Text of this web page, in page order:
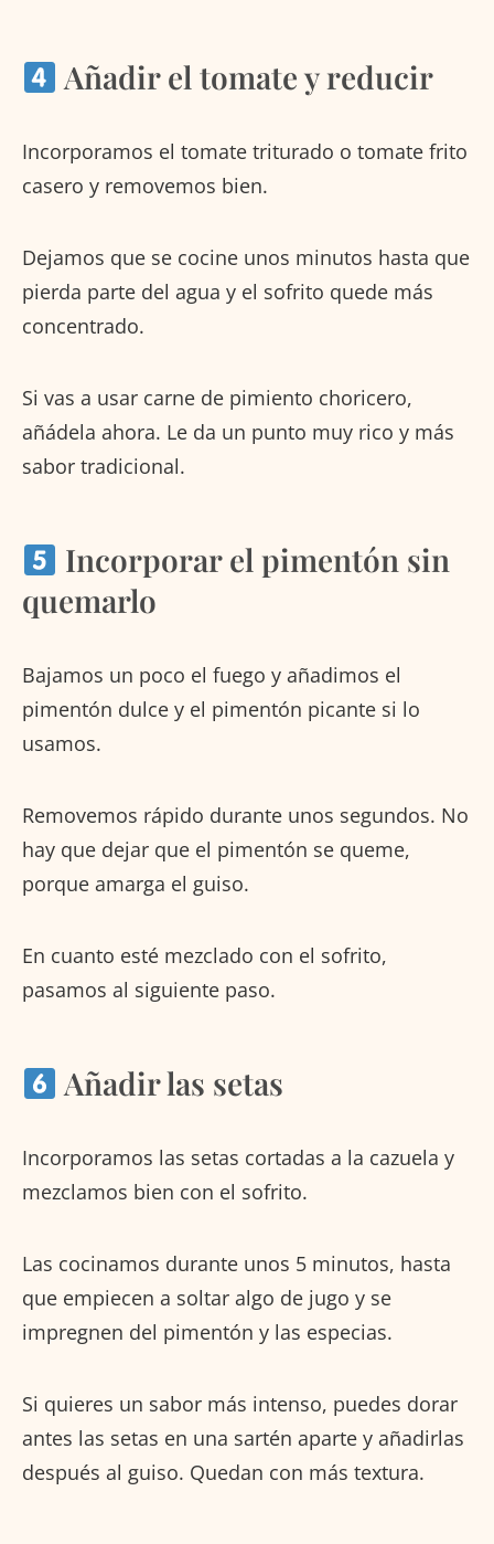
Añadir el tomate y reducir
Incorporamos el tomate triturado o tomate frito
casero y removemos bien.
Dejamos que se cocine unos minutos hasta que
pierda parte del agua y el sofrito quede más
concentrado.
Si vas a usar carne de pimiento choricero,
añádela ahora. Le da un punto muy rico y más
sabor tradicional.
Incorporar el pimentón sin
quemarlo
Bajamos un poco el fuego y añadimos el
pimentón dulce y el pimentón picante si lo
usamos.
Removemos rápido durante unos segundos. No
hay que dejar que el pimentón se queme,
porque amarga el guiso.
En cuanto esté mezclado con el sofrito,
pasamos al siguiente paso.
Añadir las setas
Incorporamos las setas cortadas a la cazuela y
mezclamos bien con el sofrito.
Las cocinamos durante unos 5 minutos, hasta
que empiecen a soltar algo de jugo y se
impregnen del pimentón y las especias.
Si quieres un sabor más intenso, puedes dorar
antes las setas en una sartén aparte y añadirlas
después al guiso. Quedan con más textura.